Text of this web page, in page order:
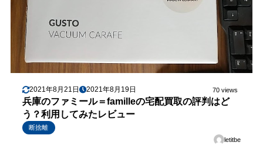
2021年8月21日 2021年8月19日 70 views
兵庫のファミール＝familleの宅配買取の評判はど
う？利用してみたレビュー
断捨離
letitbe